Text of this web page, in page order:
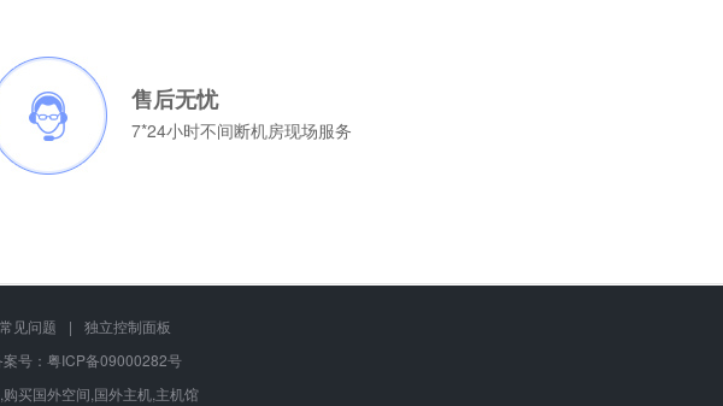
售后无忧
7*24小时不间断机房现场服务
常见问题 |
独立控制面板
号： 粤ICP备09000282号
购买国外空间 国外主机 主机馆